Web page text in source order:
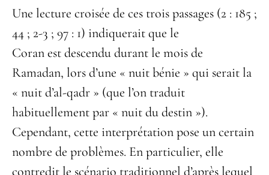
Une lecture croisée de ces trois passages (2 : 185 ;
44 ; 2-3 ; 97 : 1) indiquerait que le
Coran est descendu durant le mois de
Ramadan, lors d’une « nuit bénie » qui serait la
« nuit d’al-qadr » (que l’on traduit
habituellement par « nuit du destin »).
Cependant, cette interprétation pose un certain
nombre de problèmes. En particulier, elle
contredit le scénario traditionnel d’après lequel